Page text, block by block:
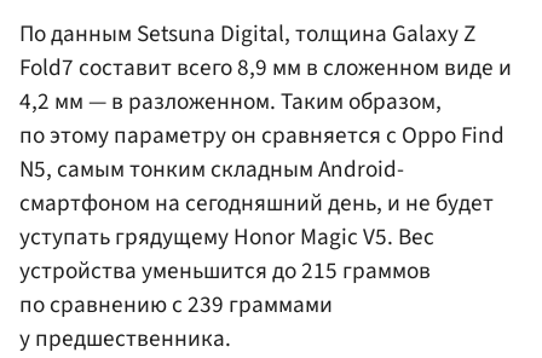
По данным Setsuna Digital, толщина Galaxy Z
Fold7 составит всего 8,9 мм в сложенном виде и
4,2 мм — в разложенном. Таким образом,
по этому параметру он сравняется с Oppo Find
N5, самым тонким складным Android-
смартфоном на сегодняшний день, и не будет
уступать грядущему Honor Magic V5. Вес
устройства уменьшится до 215 граммов
по сравнению с 239 граммами
у предшественника.